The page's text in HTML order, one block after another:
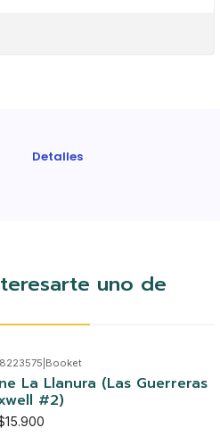
Detalles
uno de
Booket
La Llanura (Las Guerreras
#2)